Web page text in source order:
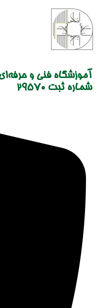
content
آموزشگاه فنی و
شماره ثبت 29570